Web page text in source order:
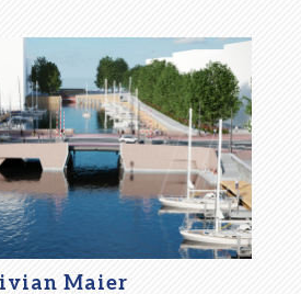
Maier